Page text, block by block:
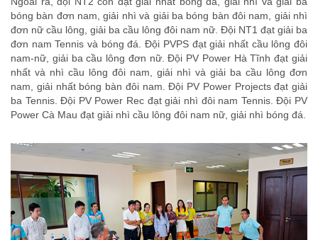
bóng bàn đơn nam, giải nhì và giải ba bóng bàn đôi nam, giải nhì
đơn nữ cầu lông, giải ba cầu lông đôi nam nữ. Đội NT1 đạt giải ba
đơn nam Tennis và bóng đá. Đội PVPS đạt giải nhất cầu lông đôi
nam-nữ, giải ba cầu lông đơn nữ. Đội PV Power Hà Tĩnh đạt giải
nhất và nhì cầu lông đôi nam, giải nhì và giải ba cầu lông đơn
nam, giải nhất bóng bàn đôi nam. Đội PV Power Projects đạt giải
ba Tennis. Đội PV Power Rec đạt giải nhì đôi nam Tennis. Đội PV
Power Cà Mau đạt giải nhì cầu lông đôi nam nữ, giải nhì bóng đá.